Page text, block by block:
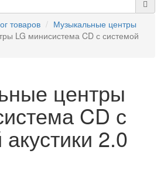
товаров
Музыкальные центры
LG минисистема CD с системой
центры
CD с
2.0